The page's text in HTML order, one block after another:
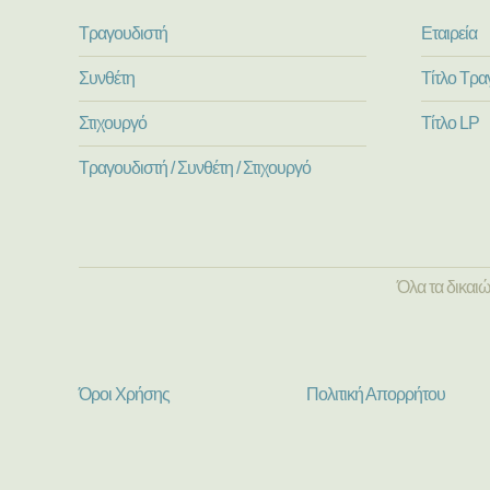
Τραγουδιστή
Συνθέτη
Στιχουργό
Τραγουδιστή / Συνθέτη / Στιχουργό
Εταιρεία
Τίτλο
Τίτλο LP
Όλα τα
Όροι Χρήσης Πολιτική Απορρήτου